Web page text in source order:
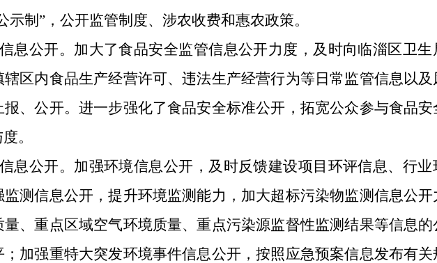
示制”，公开监管制度、涉农收费和惠农政策。
息公开。加大了食品安全监管信息公开力度，及时向临淄区卫生
区内食品生产经营许可、违法生产经营行为等日常监管信息以
、公开。进一步强化了食品安全标准公开，拓宽公众参与食品安
。
息公开。加强环境信息公开，及时反馈建设项目环评信息、行业
测信息公开，提升环境监测能力，加大超标污染物监测信息公开
、重点区域空气环境质量、重点污染源监督性监测结果等信息的
加强重特大突发环境事件信息公开，按照应急预案信息发布有关